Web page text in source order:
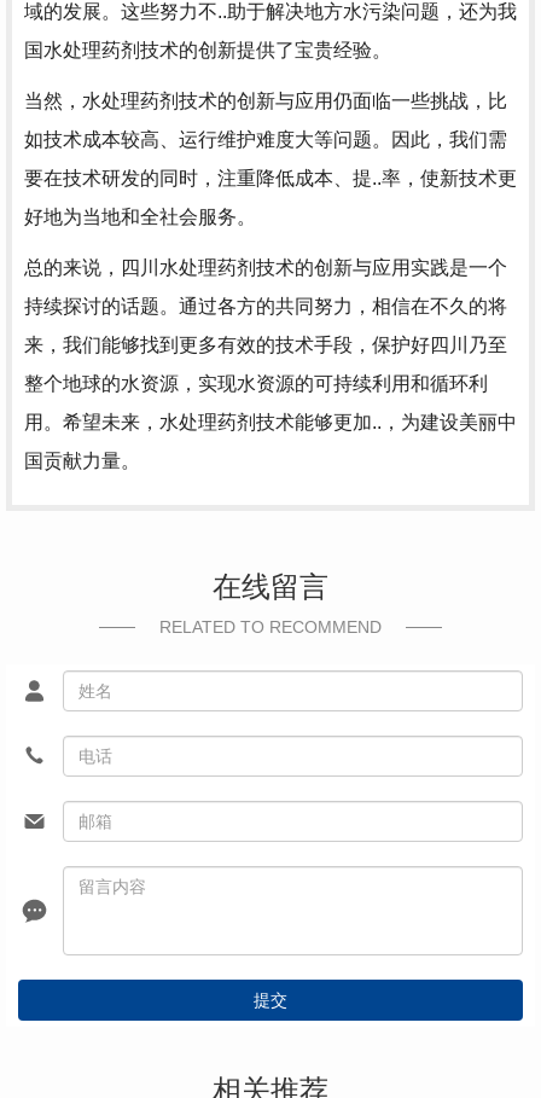
域的发展。这些努力不..助于解决地方水污染问题，还为我
国水处理药剂技术的创新提供了宝贵经验。
当然，水处理药剂技术的创新与应用仍面临一些挑战，比
如技术成本较高、运行维护难度大等问题。因此，我们需
要在技术研发的同时，注重降低成本、提..率，使新技术更
好地为当地和全社会服务。
总的来说，四川水处理药剂技术的创新与应用实践是一个
持续探讨的话题。通过各方的共同努力，相信在不久的将
来，我们能够找到更多有效的技术手段，保护好四川乃至
整个地球的水资源，实现水资源的可持续利用和循环利
用。希望未来，水处理药剂技术能够更加..，为建设美丽中
国贡献力量。
在线留言
RELATED TO RECOMMEND
提交
相关推荐